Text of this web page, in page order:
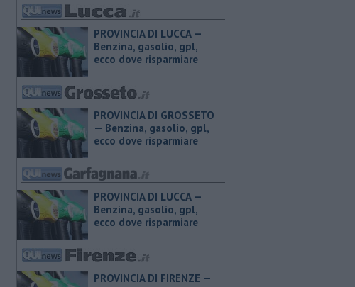
PROVINCIA DI LUCCA — ​
Benzina, gasolio, gpl,
ecco dove risparmiare
PROVINCIA DI GROSSETO
— ​Benzina, gasolio, gpl,
ecco dove risparmiare
PROVINCIA DI LUCCA — ​
Benzina, gasolio, gpl,
ecco dove risparmiare
PROVINCIA DI FIRENZE — ​